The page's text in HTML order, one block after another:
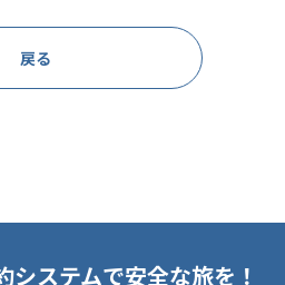
戻る
ステムで安全な旅を！